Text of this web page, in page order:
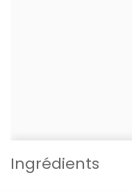
Ingrédients